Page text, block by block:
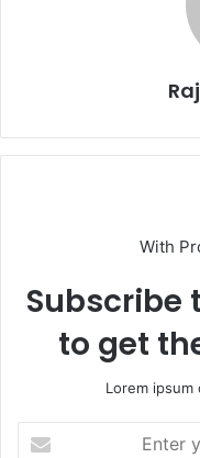
With
Subscribe
to get
Lorem